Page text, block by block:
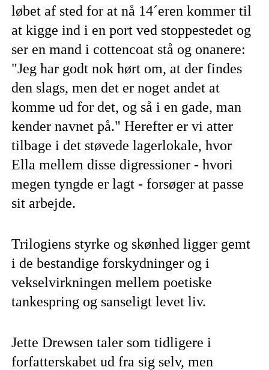
løbet af sted for at nå 14´eren kommer til
at kigge ind i en port ved stoppestedet og
ser en mand i cottencoat stå og onanere:
"Jeg har godt nok hørt om, at der findes
den slags, men det er noget andet at
komme ud for det, og så i en gade, man
kender navnet på." Herefter er vi atter
tilbage i det støvede lagerlokale, hvor
Ella mellem disse digressioner - hvori
megen tyngde er lagt - forsøger at passe
sit arbejde.
Trilogiens styrke og skønhed ligger gemt
i de bestandige forskydninger og i
vekselvirkningen mellem poetiske
tankespring og sanseligt levet liv.
Jette Drewsen taler som tidligere i
forfatterskabet ud fra sig selv, men